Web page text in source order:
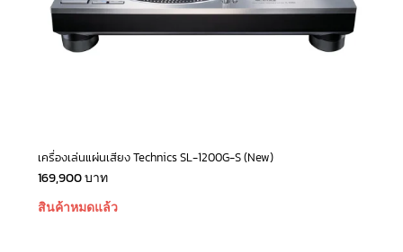
เครื่องเล่นแผ่นเสียง Technics SL-1200G-S (New)
169,900บาท
สินค้าหมดแล้ว